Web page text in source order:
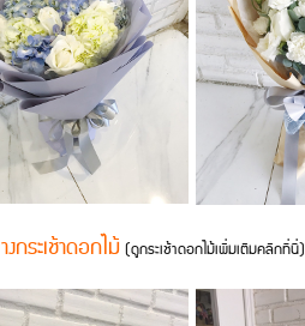
กระเช้าดอกไม้(ดูกระเช้าดอกไม้เพิ่มเติมคลิกที่นี่)